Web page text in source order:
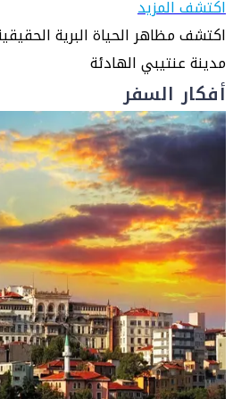
اكتشف المزيد
اكتشف مظاهر الحياة البرية
مدينة عنتيبي الهادئة
أفكار السفر